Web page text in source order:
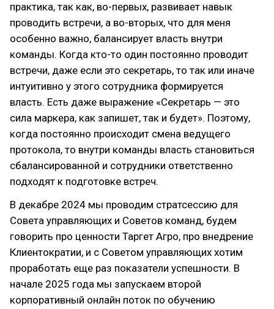
практика, так как, во-первых, развивает навык
проводить встречи, а во-вторых, что для меня
особенно важно, балансирует власть внутри
команды. Когда кто-то один постоянно проводит
встречи, даже если это секретарь, то так или иначе
интуитивно у этого сотрудника формируется
власть. Есть даже выражение «Секретарь — это
сила маркера, как запишет, так и будет». Поэтому,
когда постоянно происходит смена ведущего
протокола, то внутри команды власть становиться
сбалансированной и сотрудники ответственно
подходят к подготовке встреч.
В декабре 2024 мы проводим стратсессию для
Совета управляющих и Советов команд, будем
говорить про ценности Таргет Агро, про внедрение
Клиентократии, и с Советом управляющих хотим
проработать еще раз показатели успешности. В
начале 2025 года мы запускаем второй
корпоративный онлайн поток по обучению